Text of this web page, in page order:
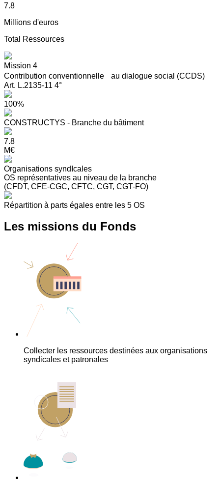
7.8
Millions d'euros
Total Ressources
Mission 4
Contribution conventionnelle au dialogue social (CCDS)
Art. L.2135-11 4°
100%
CONSTRUCTYS - Branche du bâtiment
7.8
M€
Organisations syndIcales
OS représentatives au niveau de la branche
(CFDT, CFE-CGC, CFTC, CGT, CGT-FO)
Répartition à parts égales entre les 5 OS
Les missions du Fonds
Collecter les ressources destinées aux organisations
syndicales et patronales